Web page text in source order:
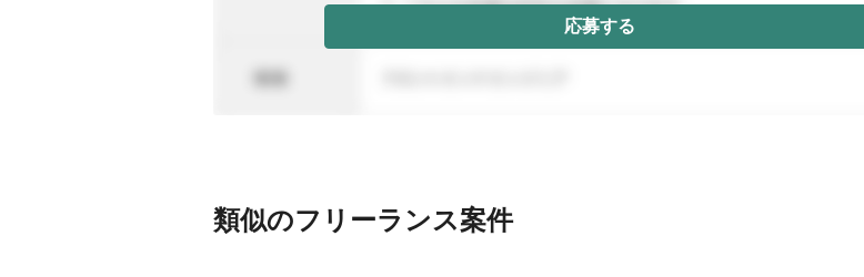
応募する
類似のフリーランス案件